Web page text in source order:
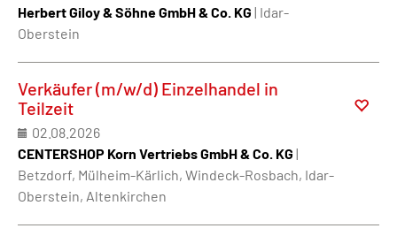
Herbert Giloy & Söhne GmbH & Co. KG | Idar-
Oberstein
Verkäufer (m/w/d) Einzelhandel in
Teilzeit
02.08.2026
CENTERSHOP Korn Vertriebs GmbH & Co. KG |
Betzdorf, Mülheim-Kärlich, Windeck-Rosbach, Idar-
Oberstein, Altenkirchen